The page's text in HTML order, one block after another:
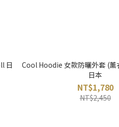
日
Cool Hoodie 女款防曬外套 (
日本
NT$1,780
NT$2,450